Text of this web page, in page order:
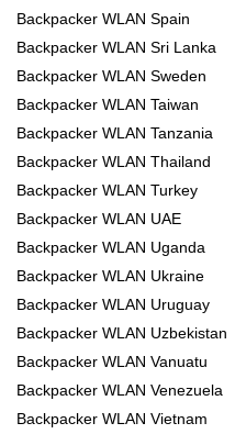
Backpacker WLAN Spain
Backpacker WLAN Sri Lanka
Backpacker WLAN Sweden
Backpacker WLAN Taiwan
Backpacker WLAN Tanzania
Backpacker WLAN Thailand
Backpacker WLAN Turkey
Backpacker WLAN UAE
Backpacker WLAN Uganda
Backpacker WLAN Ukraine
Backpacker WLAN Uruguay
Backpacker WLAN Uzbekistan
Backpacker WLAN Vanuatu
Backpacker WLAN Venezuela
Backpacker WLAN Vietnam